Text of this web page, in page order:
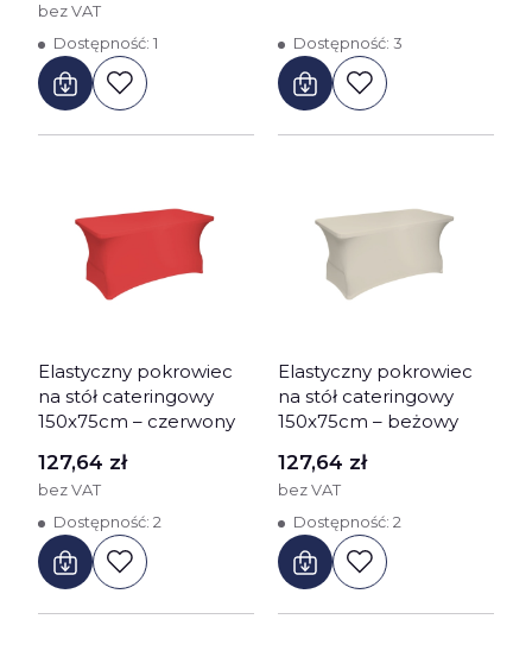
bez VAT
Dostępność: 1 Dostępność: 3
Elastyczny pokrowiec
na stół cateringowy
150x75cm – czerwony
Cena
127,64 zł
bez VAT
Dostępność: 2
Elastyczny pokrowiec
na stół cateringowy
150x75cm – beżowy
Cena
127,64 zł
bez VAT
Dostępność: 2